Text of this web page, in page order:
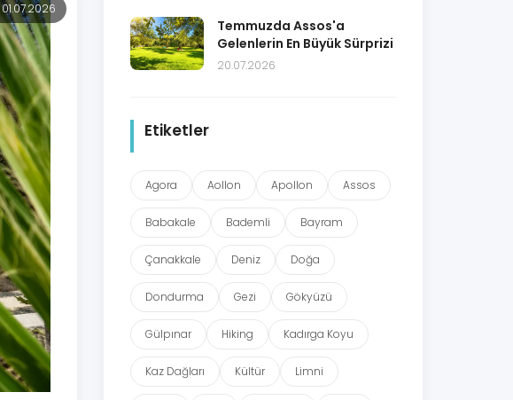
01.07.2026
Temmuzda Assos'a
Gelenlerin En Büyük Sürprizi
20.07.2026
Etiketler
Agora Aollon Apollon Assos
Babakale Bademli Bayram
Çanakkale Deniz Doğa
Dondurma Gezi Gökyüzü
Gülpınar Hiking Kadırga Koyu
Kaz Dağları Kültür Limni